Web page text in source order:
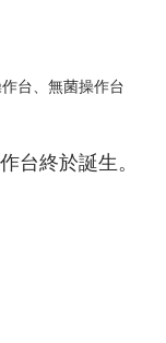
台、無菌操作台
台終於誕生。